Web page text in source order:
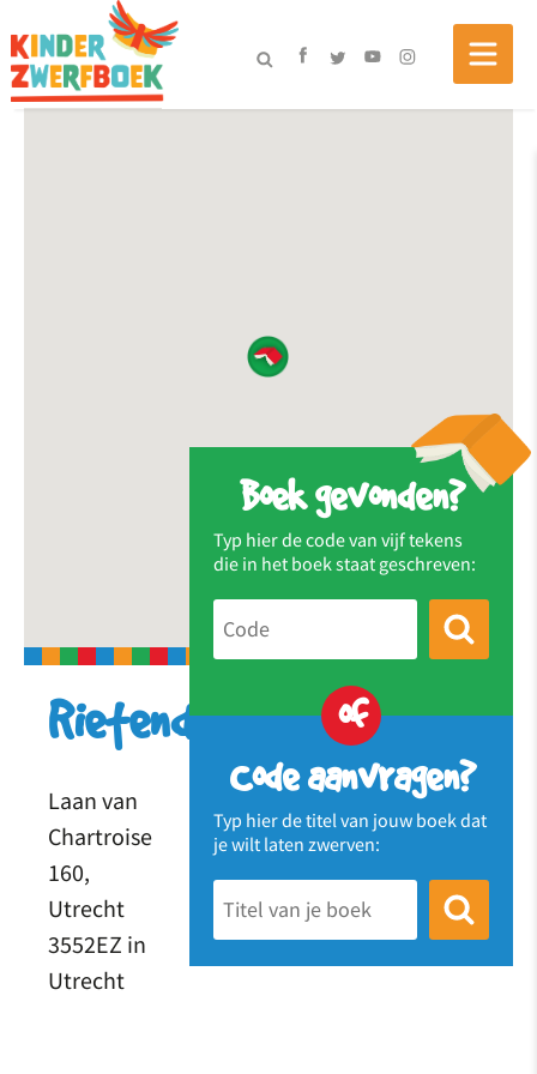
Boek gevonden?
Typ hier de code van vijf tekens
die in het boek staat geschreven:
of
Code aanvragen?
Typ hier de titel van jouw boek dat
je wilt laten zwerven:
Rietendakschool
Laan van
Chartroise
160,
Utrecht
3552EZ in
Utrecht